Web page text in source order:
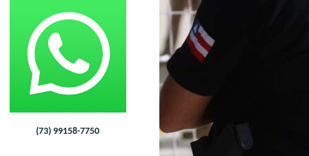
(73) 99158-7750